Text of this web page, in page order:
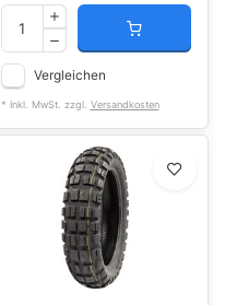
Vergleichen
* Inkl. MwSt. zzgl. Versandkosten